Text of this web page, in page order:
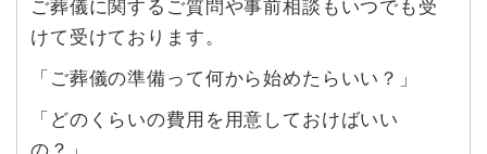
ご葬儀に関するご質問や事前相談もいつでも受
けて受けております。
「ご葬儀の準備って何から始めたらいい？」
「どのくらいの費用を用意しておけばいい